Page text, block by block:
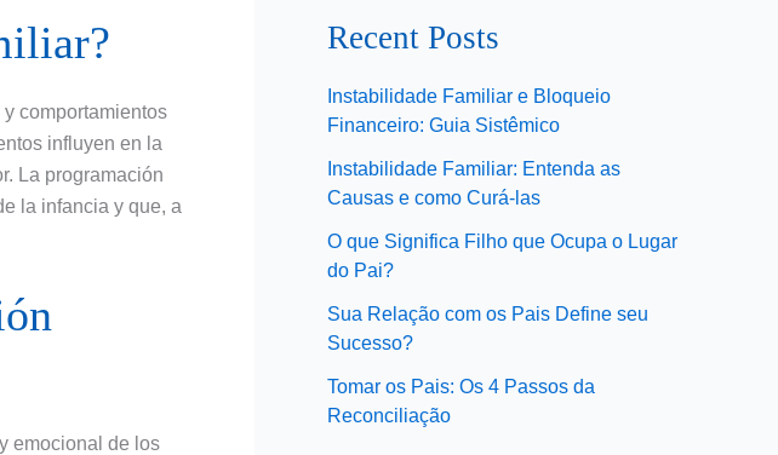
comportamientos
influyen en la
La programación
la infancia y que, a
emocional de los
Recent Posts
Instabilidade Familiar e Bloqueio
Financeiro: Guia Sistêmico
Instabilidade Familiar: Entenda as
Causas e como Curá-las
O que Significa Filho que Ocupa o Lugar
do Pai?
Sua Relação com os Pais Define seu
Sucesso?
Tomar os Pais: Os 4 Passos da
Reconciliação